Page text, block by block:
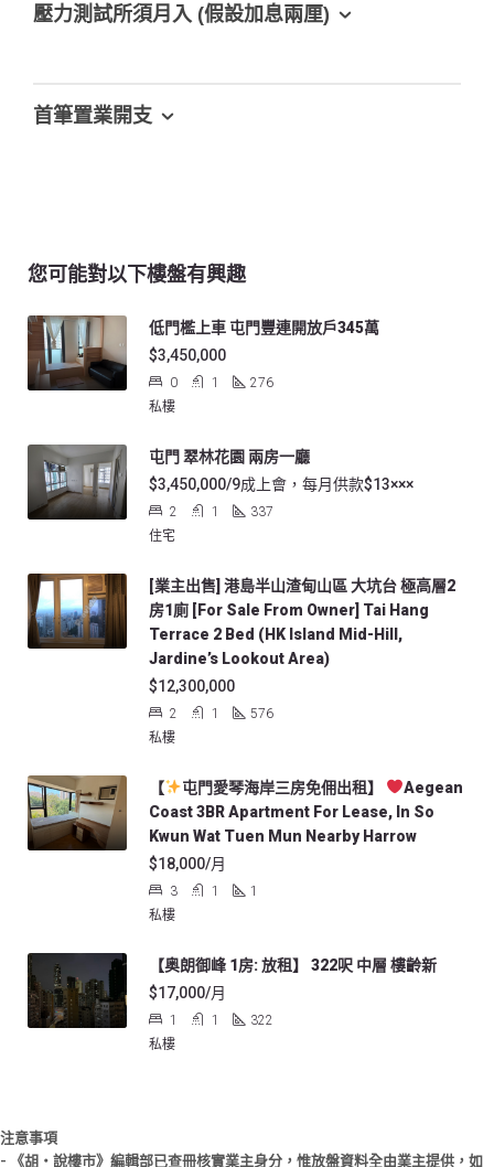
壓力測試所須月入 (假設加息兩厘)
首筆置業開支
您可能對以下樓盤有興趣
低門檻上車 屯門豐連開放戶345萬
$3,450,000
0 1
276
私樓
屯門 翠林花園 兩房一廳
$3,450,000/9成上會，每月供款$13×××
2 1
337
住宅
[業主出售] 港島半山渣甸山區 大坑台 極高層2
房1廁 [For Sale From Owner] Tai Hang
Terrace 2 Bed (HK Island Mid-Hill,
Jardine’s Lookout Area)
$12,300,000
2 1
576
私樓
【 屯門愛琴海岸三房免佣出租】
Aegean
Coast 3BR Apartment For Lease, In So
Kwun Wat Tuen Mun Nearby Harrow
$18,000/月
3 1
1
私樓
【奥朗御峰 1房: 放租】 322呎 中層 樓齡新
$17,000/月
1 1
322
私樓
注意事項
- 《胡‧說樓市》編輯部已查冊核實業主身分，惟放盤資料全由業主提供，如